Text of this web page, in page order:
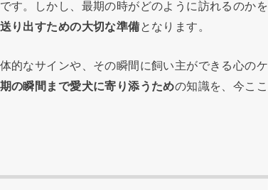
す。しかし、最期の時がどのように訪れるのかを
り出すための大切な準備となります。
的なサインや、その瞬間に飼い主ができる心のケ
の瞬間まで愛犬に寄り添うための知識を、今ここ